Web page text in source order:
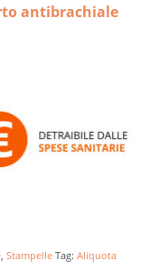
antibrachiale
, Stampelle Tag: Aliquota